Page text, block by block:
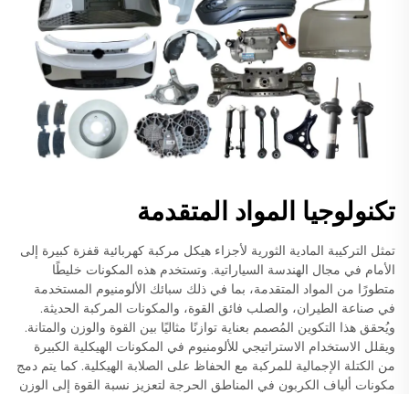
تكنولوجيا المواد المتقدمة
تمثل التركيبة المادية الثورية لأجزاء هيكل مركبة كهربائية قفزة كبيرة إلى
الأمام في مجال الهندسة السياراتية. وتستخدم هذه المكونات خليطًا
متطورًا من المواد المتقدمة، بما في ذلك سبائك الألومنيوم المستخدمة
في صناعة الطيران، والصلب فائق القوة، والمكونات المركبة الحديثة.
ويُحقق هذا التكوين المُصمم بعناية توازنًا مثاليًا بين القوة والوزن والمتانة.
ويقلل الاستخدام الاستراتيجي للألومنيوم في المكونات الهيكلية الكبيرة
من الكتلة الإجمالية للمركبة مع الحفاظ على الصلابة الهيكلية. كما يتم دمج
مكونات ألياف الكربون في المناطق الحرجة لتعزيز نسبة القوة إلى الوزن